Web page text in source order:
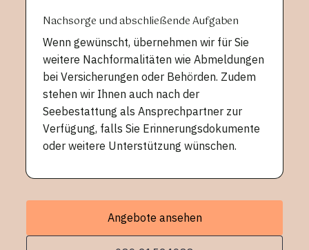
Nachsorge und abschließende Aufgaben
Wenn gewünscht, übernehmen wir für Sie
weitere Nachformalitäten wie Abmeldungen
bei Versicherungen oder Behörden. Zudem
stehen wir Ihnen auch nach der
Seebestattung als Ansprechpartner zur
Verfügung, falls Sie Erinnerungsdokumente
oder weitere Unterstützung wünschen.
Angebote ansehen